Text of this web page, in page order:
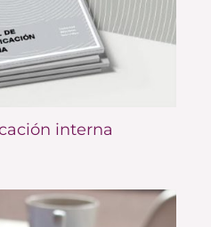
interna